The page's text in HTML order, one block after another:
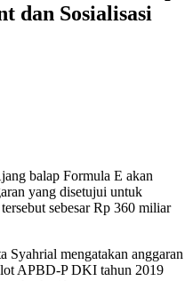
dan Sosialisasi
balap Formula E akan
yang disetujui untuk
sebesar Rp 360 miliar
mengatakan anggaran
APBD-P DKI tahun 2019